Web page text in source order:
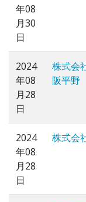
年08
月30
日
2024
年08
月28
日
株式会
阪平野
2024
年08
月28
日
株式会